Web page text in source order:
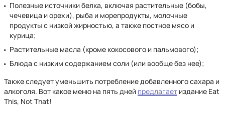
Полезные источники белка, включая растительные (бобы,
чечевица и орехи), рыба и морепродукты, молочные
продукты с низкой жирностью, а также постное мясо и
курица;
Растительные масла (кроме кокосового и пальмового);
Блюда с низким содержанием соли (или вообще без нее);
Также следует уменьшить потребление добавленного сахара и
алкоголя. Вот какое меню на пять дней предлагает издание Eat
This, Not That!